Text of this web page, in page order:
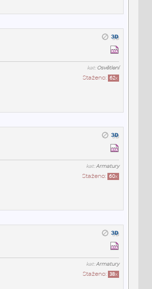
kat:Osvětlení
Staženo: 62x
kat:Armatury
Staženo: 60x
kat:Armatury
Staženo: 38x